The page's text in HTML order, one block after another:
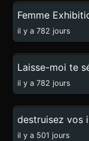
Femme
il y a 782 jours
Laisse-moi te
il y a 782 jours
il y a 501 jours